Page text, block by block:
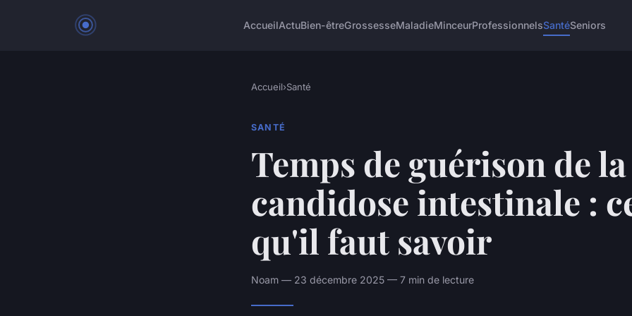
AccueilActuBien-êtreGrossesseMaladieMinceurProfessionnelsSantéSeniors
Accueil›Santé
SANTÉ
Temps de guérison de la
candidose intestinale :
qu'il faut savoir
Noam — 23 décembre 2025 — 7 min de lecture